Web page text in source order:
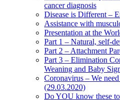
cancer diagnosis
Disease is Different –
Assistance with
Presentation at the
Part 1 – Natural, self-
Part 2 – Attachment
Part 3 – Elimination
Weaning and Baby
Coronavirus – We
(29.03.2020)
Do YOU know these